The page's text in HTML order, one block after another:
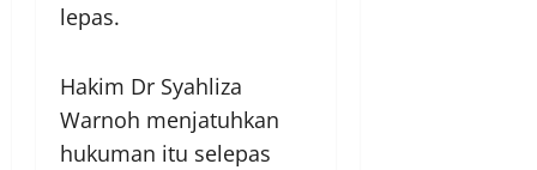
lepas.
Hakim Dr Syahliza
Warnoh menjatuhkan
hukuman itu selepas